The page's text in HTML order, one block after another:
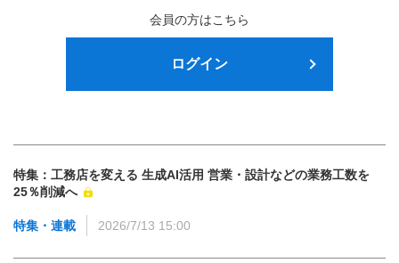
会員の方はこちら
ログイン
特集：工務店を変える 生成AI活用 営業・設計などの業務工数を
25％削減へ
特集・連載 2026/7/13 15:00